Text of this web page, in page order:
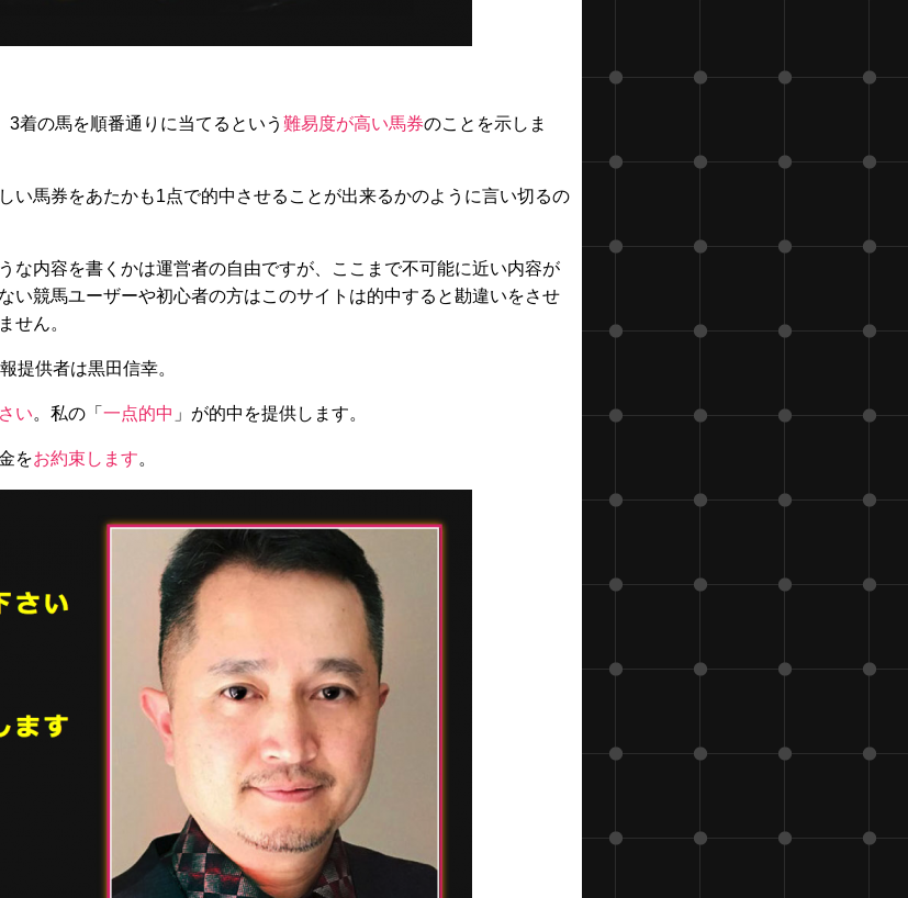
着の馬を順番通りに当てるという 難易度が高い馬券のことを示しま
い馬券をあたかも1点で的中させることが出来るかのように言い切るの
な内容を書くかは運営者の自由ですが、ここまで不可能に近い内容が
い競馬ユーザーや初心者の方はこのサイトは的中すると勘違いをさせ
せん。
提供者は黒田信幸。
い。私の「 一点的中 」が的中を提供します。
をお約束します。